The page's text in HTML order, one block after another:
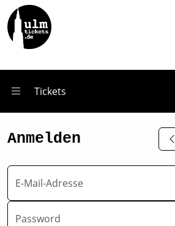
Zum Hauptinhalt springen
Tickets
Anmelden
E-Mail-Adresse
Password